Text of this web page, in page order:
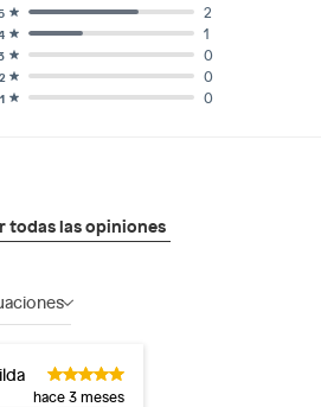
1 0
2 0
0
1
2
todas las opiniones
hace 3 meses